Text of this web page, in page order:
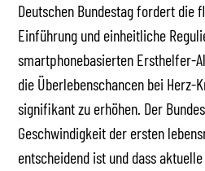
Deutschen Bundestag fordert die
Einführung und einheitliche
smartphonebasierten Ersthelfer-
die Überlebenschancen bei Herz-
signifikant zu erhöhen. Der
Geschwindigkeit der ersten
entscheidend ist und dass